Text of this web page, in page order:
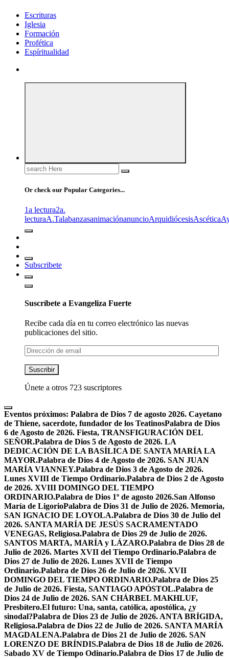
Escrituras
Iglesia
Formación
Profética
Espíritualidad
Search
for:
Or check our Popular Categories...
1a lectura2a.
lecturaA.TalabanzasanimaciónanuncioArquidiócesisAscética
Subscribete
Suscríbete a Evangeliza Fuerte
Recibe cada día en tu correo electrónico las nuevas
publicaciones del sitio.
Dirección
de
email
Suscribir
Únete a otros 723 suscriptores
Eventos próximos: Palabra de Dios 7 de agosto 2026. Cayetano
de Thiene, sacerdote, fundador de los TeatinosPalabra de Dios
6 de Agosto de 2026. Fiesta, TRANSFIGURACIÓN DEL
SEÑOR.Palabra de Dios 5 de Agosto de 2026. LA
DEDICACIÓN DE LA BASÍLICA DE SANTA MARÍA LA
MAYOR.Palabra de Dios 4 de Agosto de 2026. SAN JUAN
MARÍA VIANNEY.Palabra de Dios 3 de Agosto de 2026.
Lunes XVIII de Tiempo Ordinario.Palabra de Dios 2 de Agosto
de 2026. XVIII DOMINGO DEL TIEMPO
ORDINARIO.Palabra de Dios 1º de agosto 2026.San Alfonso
María de LigorioPalabra de Dios 31 de Julio de 2026. Memoria,
SAN IGNACIO DE LOYOLA.Palabra de Dios 30 de Julio del
2026. SANTA MARÍA DE JESÚS SACRAMENTADO
VENEGAS, Religiosa.Palabra de Dios 29 de Julio de 2026.
SANTOS MARTA, MARÍA y LÁZARO.Palabra de Dios 28 de
Julio de 2026. Martes XVII del Tiempo Ordinario.Palabra de
Dios 27 de Julio de 2026. Lunes XVII de Tiempo
Ordinario.Palabra de Dios 26 de Julio de 2026. XVII
DOMINGO DEL TIEMPO ORDINARIO.Palabra de Dios 25
de Julio de 2026. Fiesta, SANTIAGO APÓSTOL.Palabra de
Dios 24 de Julio de 2026. SAN CHÁRBEL MAKHLUF,
Presbítero.El futuro: Una, santa, católica, apostólica, ¿y
sinodal?Palabra de Dios 23 de Julio de 2026. ANTA BRÍGIDA,
Religiosa.Palabra de Dios 22 de Julio de 2026. SANTA MARÍA
MAGDALENA.Palabra de Dios 21 de Julio de 2026. SAN
LORENZO DE BRÍNDIS.Palabra de Dios 18 de Julio de 2026.
Sabado XV de Tiempo Odinario.Palabra de Dios 17 de Julio de